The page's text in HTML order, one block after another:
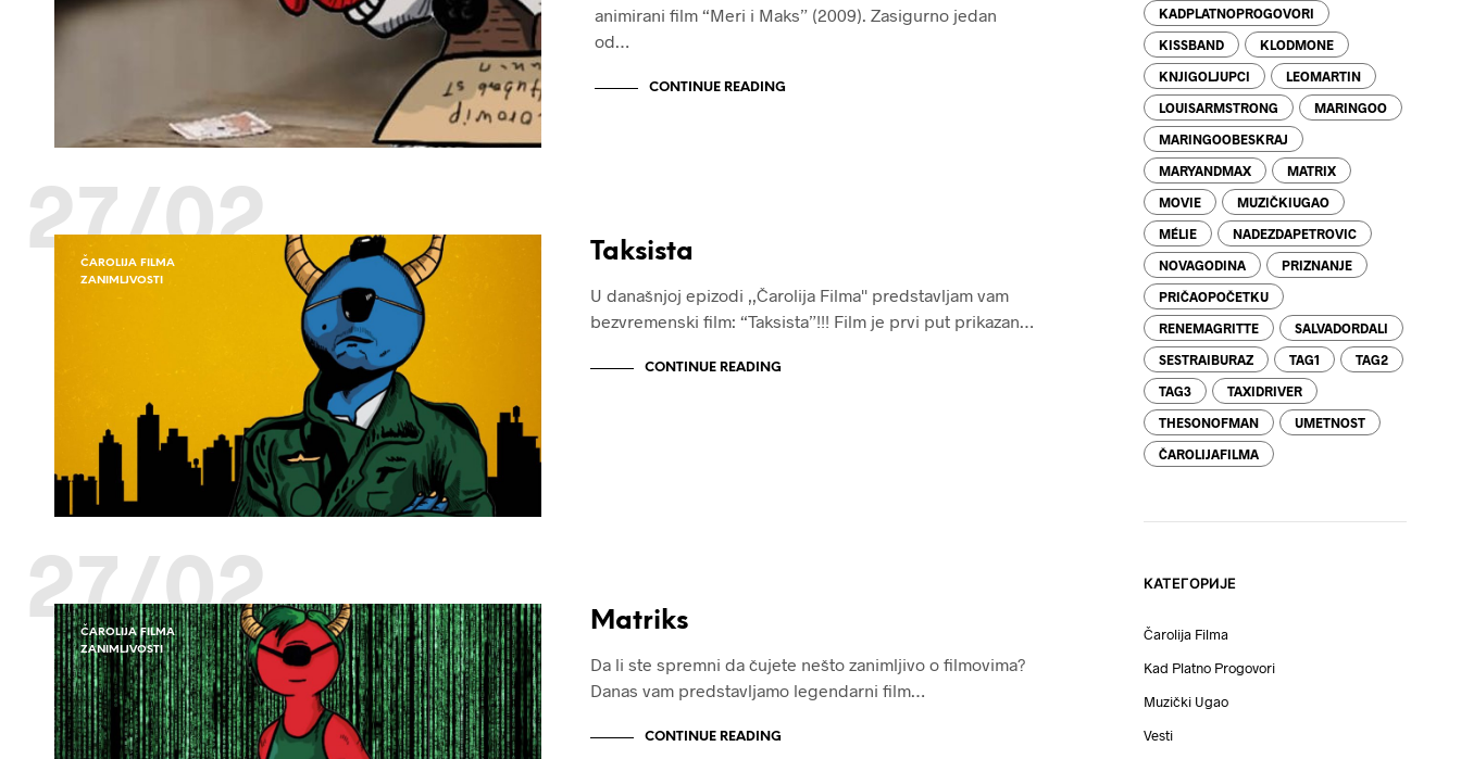
animirani film “Meri i Maks” (2009). Zasigurno jedan
od…
CONTINUE READING
27/02
ČAROLIJA FILMA
ZANIMLJVOSTI
Taksista
‌U današnjoj epizodi ,,Čarolija Filma'' predstavljam vam
bezvremenski film: “Taksista”!!! ‌Film je prvi put prikazan…
CONTINUE READING
27/02
ČAROLIJA FILMA
ZANIMLJVOSTI
Matriks
Da li ste spremni da čujete nešto zanimljivo o filmovima?
Danas vam predstavljamo legendarni film…
CONTINUE READING
KADPLATNOPROGOVORI
KISSBAND KLODMONE
KNJIGOLJUPCI LEOMARTIN
LOUISARMSTRONG MARINGOO
MARINGOOBESKRAJ
MARYANDMAX MATRIX
MOVIE MUZIČKIUGAO
MÉLIE NADEZDAPETROVIC
NOVAGODINA PRIZNANJE
PRIČAOPOČETKU
RENEMAGRITTE SALVADORDALI
SESTRAIBURAZ TAG1 TAG2
TAG3 TAXIDRIVER
THESONOFMAN UMETNOST
ČAROLIJAFILMA
КАТЕГОРИЈЕ
Čarolija Filma
Kad Platno Progovori
Muzički Ugao
Vesti